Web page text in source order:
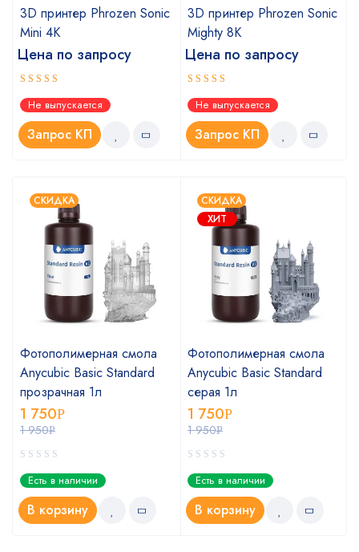
3D принтер Phrozen Sonic
Mini 4K
Цена по запросу
Оценка
5.00из 5
Не выпускается
Запрос КП
3D принтер Phrozen Sonic
Mighty 8K
Цена по запросу
Оценка
5.00из 5
Не выпускается
Запрос КП
СКИДКА
Фотополимерная смола
Anycubic Basic Standard
прозрачная 1л
1 950Р
1 750Р
Есть в наличии
В корзину
СКИДКА
ХИТ
Фотополимерная смола
Anycubic Basic Standard
серая 1л
1 950Р
1 750Р
Есть в наличии
В корзину